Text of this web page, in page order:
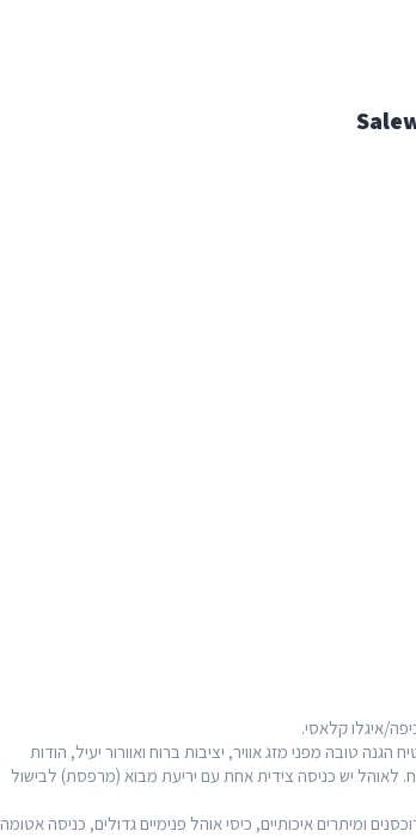
איגלו קלאסי.
טובה מפני מזג אוויר, יציבות ברוח ואוורור יעיל, הודות
לאוהל יש כניסה צידית אחת עם יריעת מבוא (מרפסת) לבישול
ומיתרים איכותיים, כיסי אוהל פנימיים גדולים, כניסה אטומה